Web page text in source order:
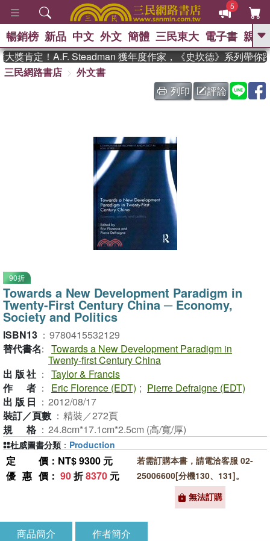
5
GO
、 如果歷史是一群喵 、 暑期
國際布克獎 臺灣漫遊錄 、 方
暢銷榜 新品 中文 外文 簡體 三民東大 電子書 親子
獎肯定！A.F. Steadman 獲年度作家，《史坎德》系列帶你踏
三民網路書店
外文書
列印
評論
90折
Towards a New Development Paradigm in
Twenty-First Century China ─ Economy,
Society and Politics
ISBN13 ： 9780415532129
替代書名： Towards a New Development Paradigm in
Twenty-first Century China
出版社 ： Taylor & Francis
作者 ： Eric Florence (EDT) ; Pierre Defraigne (EDT)
出版日 ： 2012/08/17
裝訂／頁數 ： 精裝／272頁
規格 ： 24.8cm*17.1cm*2.5cm (高/寬/厚)
定價 ：NT$ 9300 元
優惠價 ： 90折8370 元
若需訂購本書，請電洽客服 02-
25006600[分機130、131]。
無法訂購
杜威圖書分類 ： Production
商品簡介 作者簡介